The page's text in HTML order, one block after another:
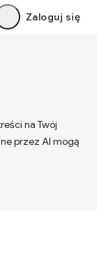
Zaloguj się
na Twój
przez AI mogą